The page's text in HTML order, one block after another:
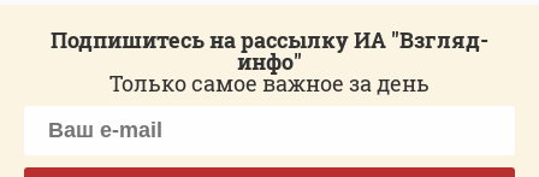
Подпишитесь на рассылку ИА "Взгляд-
инфо"
Только самое важное за день